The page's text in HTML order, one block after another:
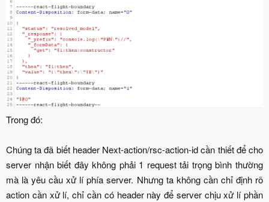
Trong đó:
Chúng ta đã biết header Next-action/rsc-action-id cần thiết để cho
server nhận biết đây không phải 1 request tải trọng bình thường
mà là yêu cầu xử lí phía server. Nhưng ta không cần chỉ định rõ
action cần xử lí, chỉ cần có header này để server chịu xử lí phần